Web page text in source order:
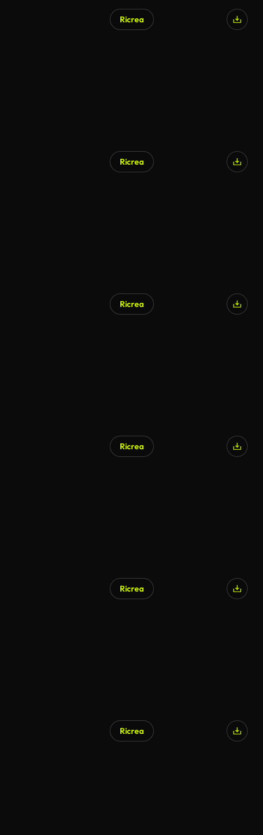
Ricrea
Ricrea
Ricrea
Ricrea
Ricrea
Ricrea